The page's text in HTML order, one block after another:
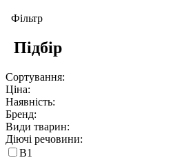
Фільтр
Підбір
Сортування:
Ціна:
Наявність:
Бренд:
Види тварин:
Діючі речовини:
B1